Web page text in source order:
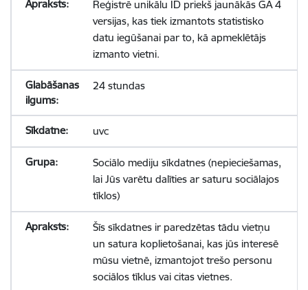
Reģistrē unikālu ID priekš jaunākās GA 4
versijas, kas tiek izmantots statistisko
datu iegūšanai par to, kā apmeklētājs
izmanto vietni.
24 stundas
uvc
Sociālo mediju sīkdatnes (nepieciešamas,
lai Jūs varētu dalīties ar saturu sociālajos
tīklos)
Šīs sīkdatnes ir paredzētas tādu vietņu
un satura koplietošanai, kas jūs interesē
mūsu vietnē, izmantojot trešo personu
sociālos tīklus vai citas vietnes.